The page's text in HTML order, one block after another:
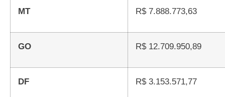
MT R$ 7.888.773,63
GO R$ 12.709.950,89
DF R$ 3.153.571,77